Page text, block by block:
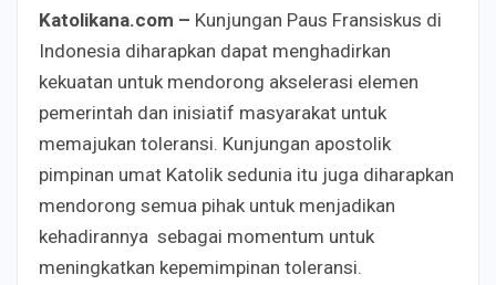
Katolikana.com – Kunjungan Paus Fransiskus di
Indonesia diharapkan dapat menghadirkan
kekuatan untuk mendorong akselerasi elemen
pemerintah dan inisiatif masyarakat untuk
memajukan toleransi. Kunjungan apostolik
pimpinan umat Katolik sedunia itu juga diharapkan
mendorong semua pihak untuk menjadikan
kehadirannya sebagai momentum untuk
meningkatkan kepemimpinan toleransi.